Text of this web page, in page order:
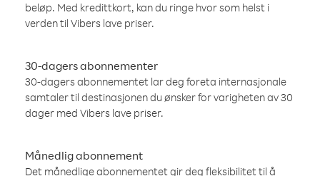
beløp. Med kredittkort, kan du ringe hvor som helst i
verden til Vibers lave priser.
30-dagers abonnementer
30-dagers abonnementet lar deg foreta internasjonale
samtaler til destinasjonen du ønsker for varigheten av 30
dager med Vibers lave priser.
Månedlig abonnement
Det månedlige abonnementet gir deg fleksibilitet til å